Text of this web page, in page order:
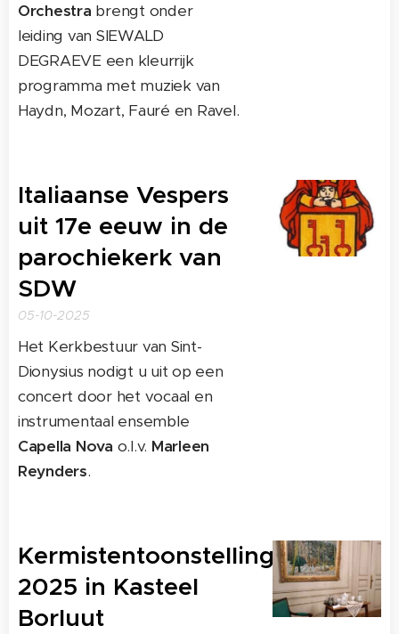
Orchestra brengt onder
leiding van SIEWALD
DEGRAEVE een kleurrijk
programma met muziek van
Haydn, Mozart, Fauré en Ravel.
Italiaanse Vespers
uit 17e eeuw in de
parochiekerk van
SDW
05-10-2025
Het Kerkbestuur van Sint-
Dionysius nodigt u uit op een
concert door het vocaal en
instrumentaal ensemble
Capella Nova o.l.v. Marleen
Reynders.
Kermistentoonstelling
2025 in Kasteel
Borluut